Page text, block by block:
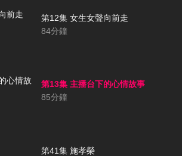
第12集 女生女聲向前走
84分鐘
第13集 主播台下的心情故事
85分鐘
第41集 施孝榮